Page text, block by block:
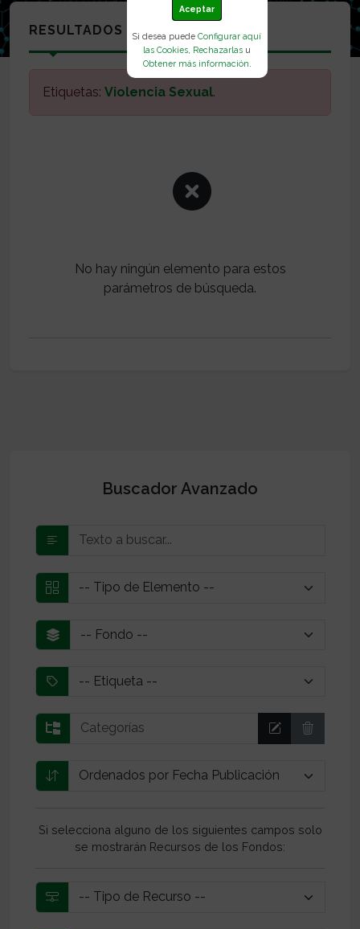
Aceptar
Si desea puedeConfigurar aquí
las Cookies Rechazarlas u
Obtener más información
RESULTADOS
Etiquetas: Violencia Sexual.
No hay ningún elemento para estos
parámetros de búsqueda.
Buscador Avanzado
Si selecciona alguno de los siguientes campos solo
se mostrarán Recursos de los Fondos: